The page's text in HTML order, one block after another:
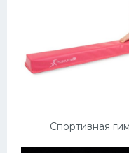
Спортивная